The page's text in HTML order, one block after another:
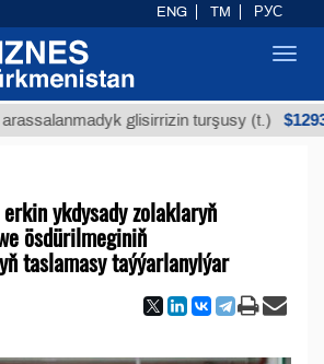
glisirrizin turşusy (t.) $12935,18
ykdysady zolaklaryň
ösdürilmeginiň
taslamasy taýýarlanylýar
ENG TM РУС